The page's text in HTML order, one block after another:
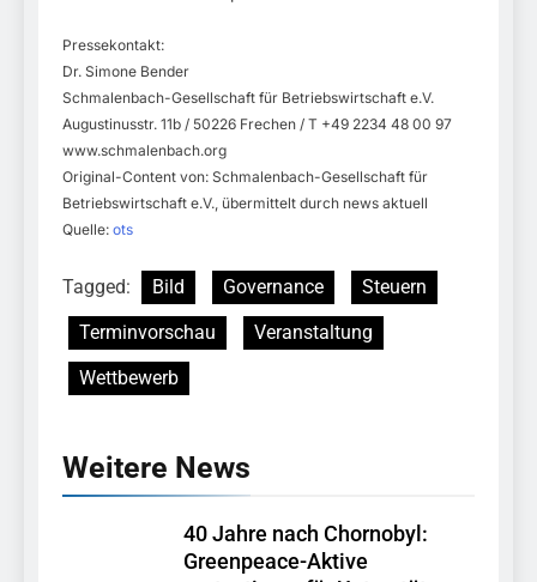
Pressekontakt:
Dr. Simone Bender
Schmalenbach-Gesellschaft für Betriebswirtschaft e.V.
Augustinusstr. 11b / 50226 Frechen / T +49 2234 48 00 97
www.schmalenbach.org
Original-Content von: Schmalenbach-Gesellschaft für
Betriebswirtschaft e.V., übermittelt durch news aktuell
Quelle: ots
Tagged: Bild Governance
Steuern
Terminvorschau
Veranstaltung
Wettbewerb
Weitere News
40 Jahre nach Chornobyl:
Greenpeace-Aktive